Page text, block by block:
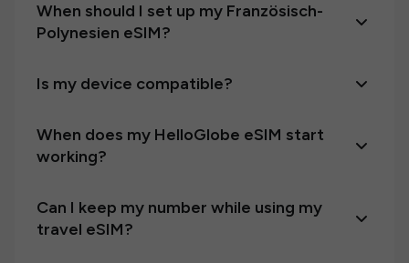
When should I set up my Französisch-
Polynesien eSIM?
Is my device compatible?
When does my HelloGlobe eSIM start
working?
Can I keep my number while using my
travel eSIM?